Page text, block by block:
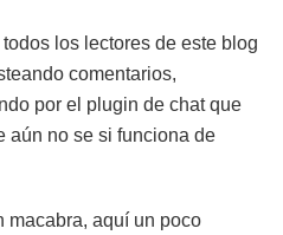
los lectores de este blog
comentarios,
por el plugin de chat que
aún no se si funciona de
macabra, aquí un poco